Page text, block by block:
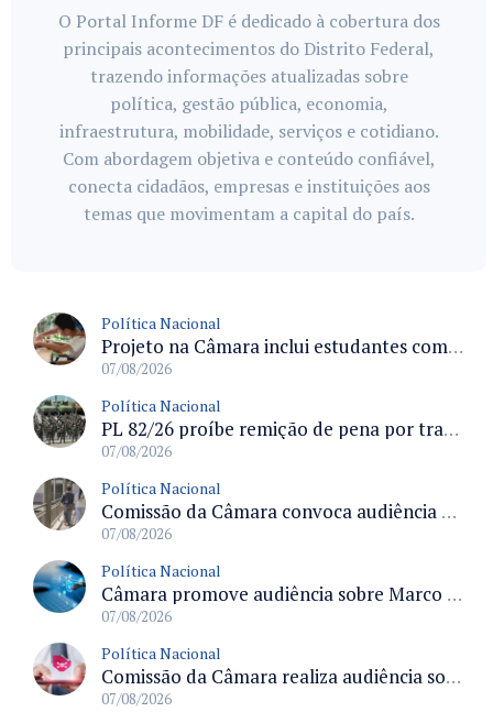
O Portal Informe DF é dedicado à cobertura dos
principais acontecimentos do Distrito Federal,
trazendo informações atualizadas sobre
política, gestão pública, economia,
infraestrutura, mobilidade, serviços e cotidiano.
Com abordagem objetiva e conteúdo confiável,
conecta cidadãos, empresas e instituições aos
temas que movimentam a capital do país.
Política Nacional
Projeto na Câmara inclui estudantes com deficiência no regime escolar especial da LDB e estabelece critérios para frequência
07/08/2026
Política Nacional
PL 82/26 proíbe remição de pena por trabalho em funções militares para condenados por crimes contra o Estado Democrático de Direito
07/08/2026
Política Nacional
Comissão da Câmara convoca audiência para discutir misoginia nas escolas e universidades após divulgação de listas misóginas
07/08/2026
Política Nacional
Câmara promove audiência sobre Marco de Fomento à Economia Digital e impactos da inteligência artificial
07/08/2026
Política Nacional
Comissão da Câmara realiza audiência sobre apostas online para medir o tamanho do mercado ilegal
07/08/2026